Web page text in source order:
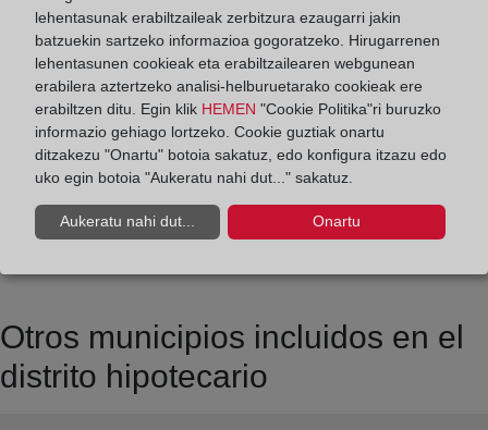
(942) 88 01 12
torrelavega2@registrodelapropiedad.org
Datos del Registrador:
Mónica Encarnaçâo Comadira
Delegado de Protección de Datos:
Otros municipios incluidos en el
distrito hipotecario
lehentasunak erabiltzaileak zerbitzura ezaugarri jakin
batzuekin sartzeko informazioa gogoratzeko. Hirugarrenen
lehentasunen cookieak eta erabiltzailearen webgunean
erabilera aztertzeko analisi-helburuetarako cookieak ere
erabiltzen ditu. Egin klik HEMEN "Cookie Politika"ri buruzko
informazio gehiago lortzeko. Cookie guztiak onartu
ditzakezu "Onartu" botoia sakatuz, edo konfigura itzazu edo
uko egin botoia "Aukeratu nahi dut..." sakatuz.
Aukeratu nahi dut... Onartu